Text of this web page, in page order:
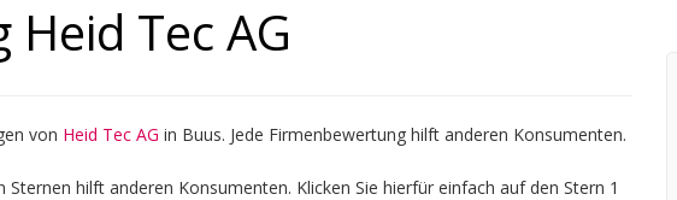
Tec AG
von Heid Tec AG in Buus. Jede Firmenbewertung hilft anderen Konsumenten.
hilft anderen Konsumenten. Klicken Sie hierfür einfach auf den Stern 1